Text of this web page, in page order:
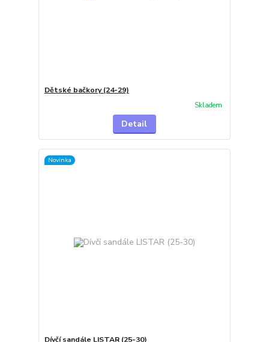
Dětské bačkory (24-29)
Skladem
Detail
Novinka
Dívčí sandále LISTAR (25-30)